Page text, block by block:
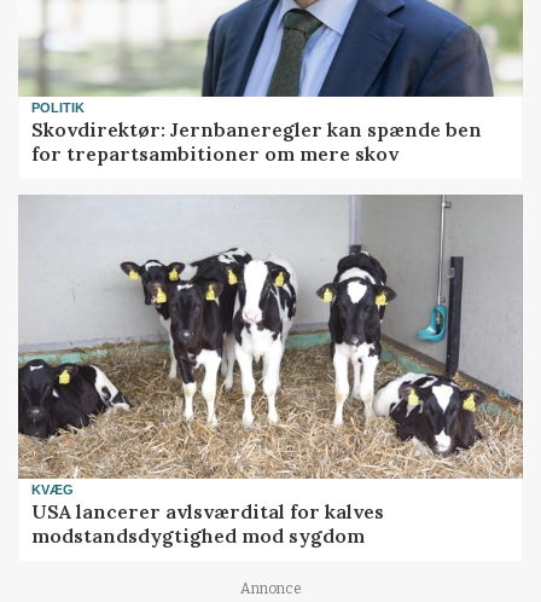
POLITIK
Skovdirektør: Jernbaneregler kan spænde ben
for trepartsambitioner om mere skov
KVÆG
USA lancerer avlsværdital for kalves
modstandsdygtighed mod sygdom
Annonce